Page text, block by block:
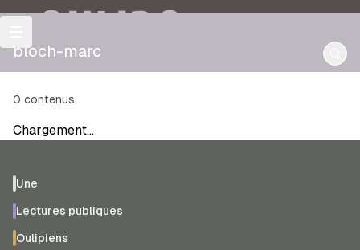
OULIPO
bloch-marc
0 contenus
Chargement…
Une
Lectures publiques
Oulipiens